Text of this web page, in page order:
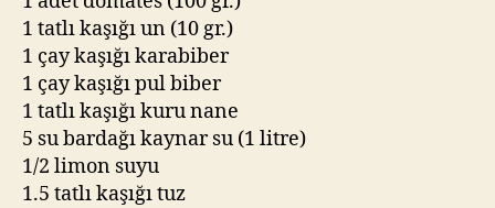
1 tatlı kaşığı un (10 gr.)
1 çay kaşığı karabiber
1 çay kaşığı pul biber
1 tatlı kaşığı kuru nane
5 su bardağı kaynar su (1 litre)
1/2 limon suyu
1.5 tatlı kaşığı tuz